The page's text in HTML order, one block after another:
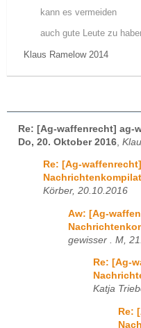
kann es vermeiden
auch gute Leute zu
Klaus Ramelow 2014
Re: [Ag-waffenrecht] ag-
Do, 20. Oktober 2016
Re: [Ag-
Körber, 20.10.2016
Aw: [Ag-
gewisser . M,
Re: [Ag-
Katja
Re: